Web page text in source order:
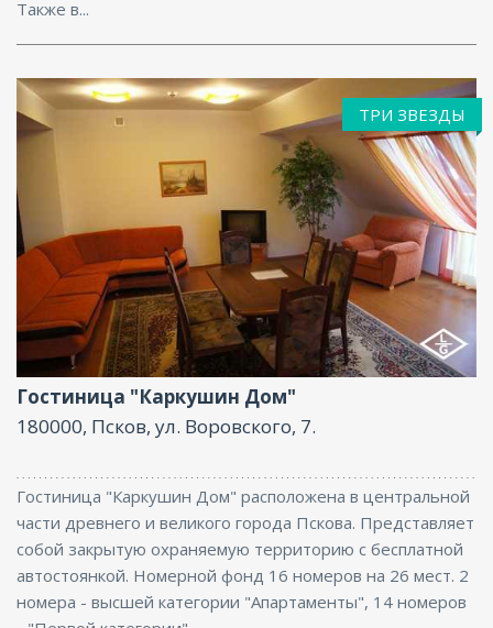
Также в...
Ресторан, Размещение с животными, Парковка,
Интернет
ТРИ ЗВЕЗДЫ
Гостиница "Каркушин Дом"
180000, Псков, ул. Воровского, 7.
Гостиница "Каркушин Дом" расположена в центральной
части древнего и великого города Пскова. Представляет
собой закрытую охраняемую территорию с бесплатной
автостоянкой. Номерной фонд 16 номеров на 26 мест. 2
номера - высшей категории "Апартаменты", 14 номеров